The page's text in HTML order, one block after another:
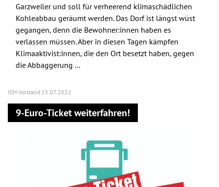
Garzweiler und soll für verheerend klimaschädlichen
Kohleabbau geräumt werden. Das Dorf ist längst wüst
gegangen, denn die Bewohner:innen haben es
verlassen müssen. Aber in diesen Tagen kämpfen
Klimaaktivist:innen, die den Ort besetzt haben, gegen
die Abbaggerung ...
ISM-Vorstand 25.07.2022
9-Euro-Ticket weiterfahren!